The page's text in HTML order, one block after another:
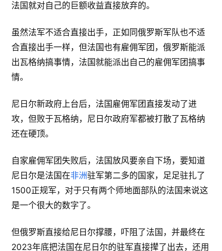
法国就对自己的巨额收益直接放弃的。
虽然法军不适合直接出手，正如同俄罗斯军队也不适
合直接出手一样，但法国也有雇佣军团，俄罗斯能派
出瓦格纳搞事情，法国就能派出自己的雇佣军团搞事
情。
尼日尔新政府上台后，法国雇佣军团直接发动了进
攻，但败于瓦格纳，尼日尔政府军都被打散了瓦格纳
还在硬顶。
自家雇佣军团失败后，法国放风要亲自下场，要知道
尼日尔是法国在非洲驻军第二多的国家，足足驻扎了
1500正规军，对于只有两个师地面部队的法国来说这
是一个很大的数字了。
但俄罗斯直接给尼日尔撑腰，吓阻了法国，并最终在
2023年底把法国在尼日尔的驻军直接撵了出去，还用